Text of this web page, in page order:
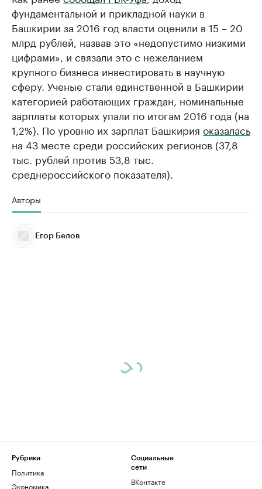
фундаментальной и прикладной науки в
Башкирии за 2016 год власти оценили в 15 – 20
млрд рублей, назвав это «недопустимо низкими
цифрами», и связали это с нежеланием
крупного бизнеса инвестировать в научную
сферу. Ученые стали единственной в Башкирии
категорией работающих граждан, номинальные
зарплаты которых упали по итогам 2016 года (на
1,2%). По уровню их зарплат Башкирия оказалась
на 43 месте среди российских регионов (37,8
тыс. рублей против 53,8 тыс.
среднероссийского показателя).
Авторы
Егор Белов
Рубрики
Политика
Экономика
Социальные
сети
ВКонтакте